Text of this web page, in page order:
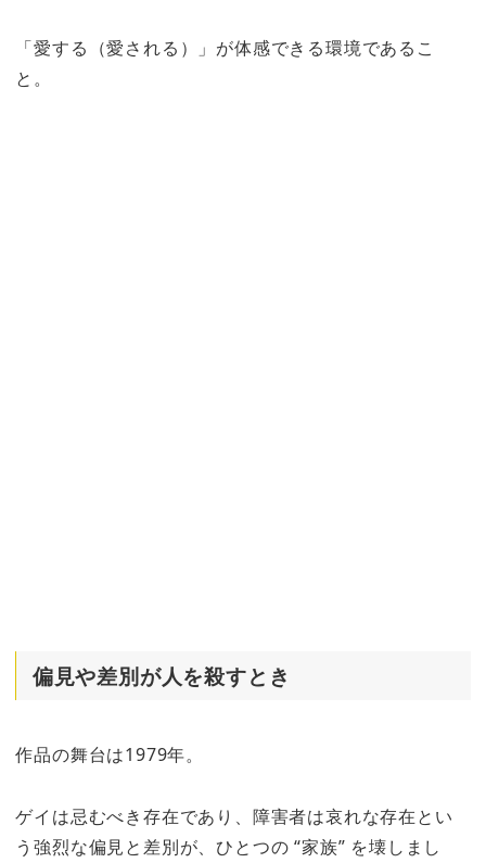
「愛する（愛される）」が体感できる環境であるこ
と。
偏見や差別が人を殺すとき
作品の舞台は1979年。
ゲイは忌むべき存在であり、障害者は哀れな存在とい
う強烈な偏見と差別が、ひとつの “家族” を壊しまし